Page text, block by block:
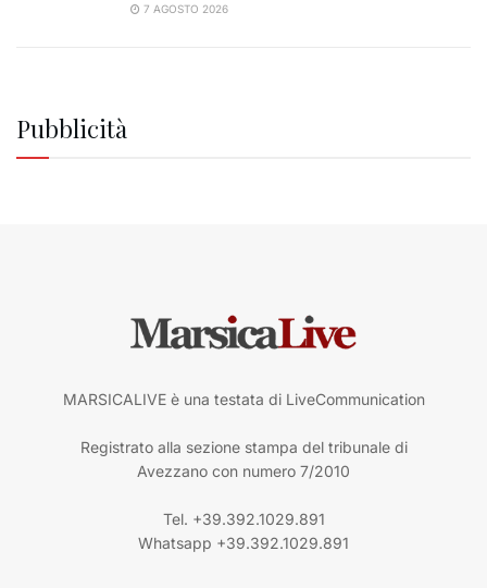
7 AGOSTO 2026
Pubblicità
MARSICALIVE è una testata di LiveCommunication
Registrato alla sezione stampa del tribunale di
Avezzano con numero 7/2010
Tel. +39.392.1029.891
Whatsapp +39.392.1029.891